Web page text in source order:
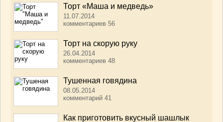
Торт «Маша и медведь»
11.07.2014
комментариев 56
Торт на скорую руку
26.04.2014
комментариев 48
Тушенная говядина
08.05.2014
комментарий 41
Как приготовить вкусный шашлык